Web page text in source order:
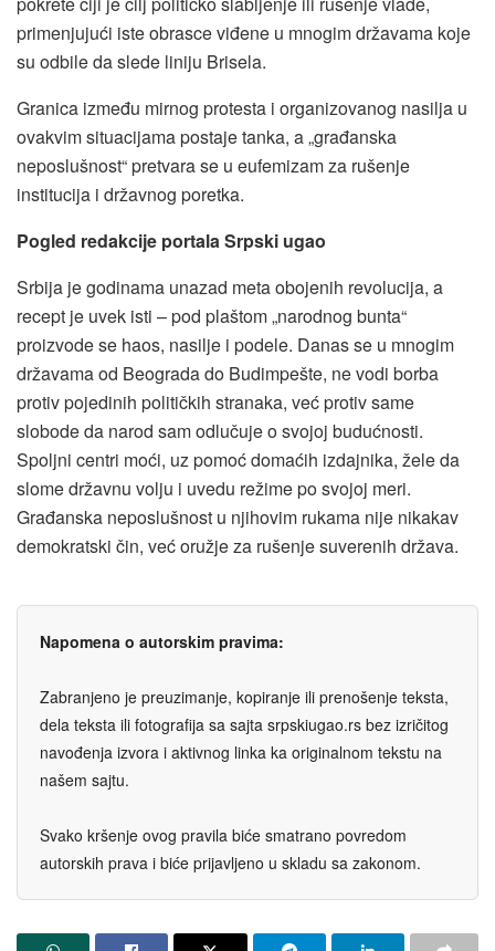
primenjujući iste obrasce viđene u mnogim državama koje
su odbile da slede liniju Brisela.
Granica između mirnog protesta i organizovanog nasilja u
ovakvim situacijama postaje tanka, a „građanska
neposlušnost“ pretvara se u eufemizam za rušenje
institucija i državnog poretka.
Pogled redakcije portala Srpski ugao
Srbija je godinama unazad meta obojenih revolucija, a
recept je uvek isti – pod plaštom „narodnog bunta“
proizvode se haos, nasilje i podele. Danas se u mnogim
državama od Beograda do Budimpešte, ne vodi borba
protiv pojedinih političkih stranaka, već protiv same
slobode da narod sam odlučuje o svojoj budućnosti.
Spoljni centri moći, uz pomoć domaćih izdajnika, žele da
slome državnu volju i uvedu režime po svojoj meri.
Građanska neposlušnost u njihovim rukama nije nikakav
demokratski čin, već oružje za rušenje suverenih država.
Napomena o autorskim pravima:
Zabranjeno je preuzimanje, kopiranje ili prenošenje teksta,
dela teksta ili fotografija sa sajta srpskiugao.rs bez izričitog
navođenja izvora i aktivnog linka ka originalnom tekstu na
našem sajtu.
Svako kršenje ovog pravila biće smatrano povredom
autorskih prava i biće prijavljeno u skladu sa zakonom.